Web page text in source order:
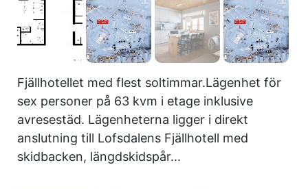
Fjällhotellet med flest soltimmar.Lägenhet för
sex personer på 63 kvm i etage inklusive
avresestäd. Lägenheterna ligger i direkt
anslutning till Lofsdalens Fjällhotell med
skidbacken, längdskidspår...